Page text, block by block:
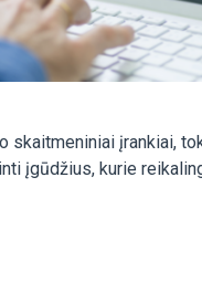
skaitmeniniai įrankiai,
įgūdžius, kurie